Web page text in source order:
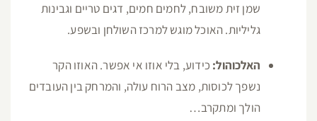
שמן זית משובח, לחמים חמים, דגים טריים וגבינות
גליליות. האוכל מוגש למרכז השולחן ובשפע.
האלכוהול: כידוע, בלי אוזו אי אפשר. האוזו הקר
נשפך לכוסות, מצב הרוח עולה, והמרחק בין העובדים
הולך ומתקרב…